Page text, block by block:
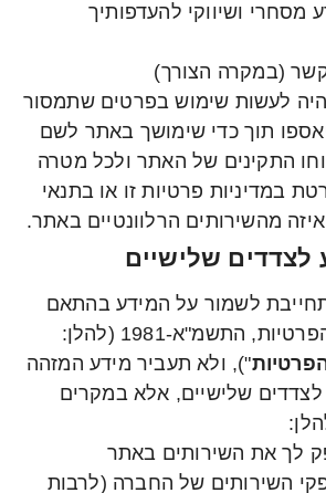
מסחרי ושיווקי להעדפותיך
קשר (במקרה הצורך)
יהיה לעשות שימוש בפרטים שתמסור
תוך כדי שימושך באתר לשם
התקינים של האתר ולכל מטרה
במדיניות פרטיות זו או בתנאי
מהשירותים הרלוונטיים באתר.
לצדדים שלישיים
לשמור על המידע בהתאם
לחוק הגנת הפרטיות, התשמ"א-1981 (להלן:
"), ולא תעביר מידע המזהה
שלישיים, אלא במקרים
לך את השירותים באתר
השירותים של החברה (לרבות